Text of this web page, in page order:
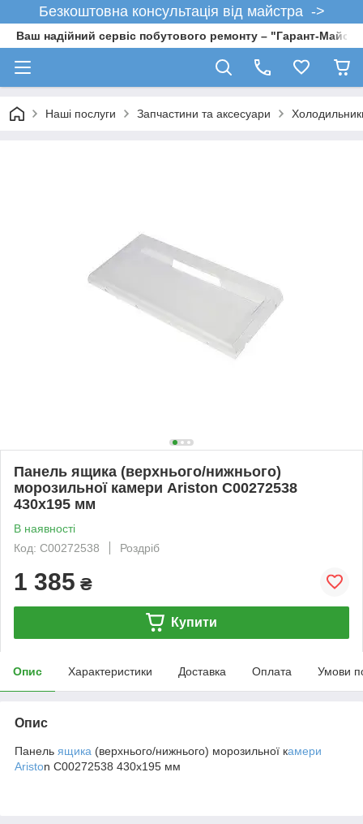
Безкоштовна консультація від майстра ->
Ваш надійний сервіс побутового ремонту – "Гарант-
Наші послуги Запчастини та аксесуари
Панель ящика (верхнього/нижнього)
морозильної камери Ariston C00272538
430х195 мм
В наявності
Код: C00272538
Роздріб
1 385 ₴
Купити
Опис Характеристики Доставка Оплата Умови
Опис
Панель ящика (верхнього/нижнього) морозильної камери
Ariston C00272538 430х195 мм